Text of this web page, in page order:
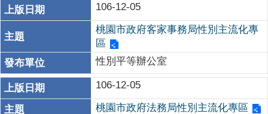
106-12-05
桃園市政府客家事務局性別主流化專
區
性別平等辦公室
106-12-05
桃園市政府法務局性別主流化專區